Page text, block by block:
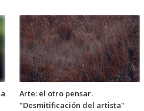
Arte: el otro pensar.
"Desmitificación del artista"